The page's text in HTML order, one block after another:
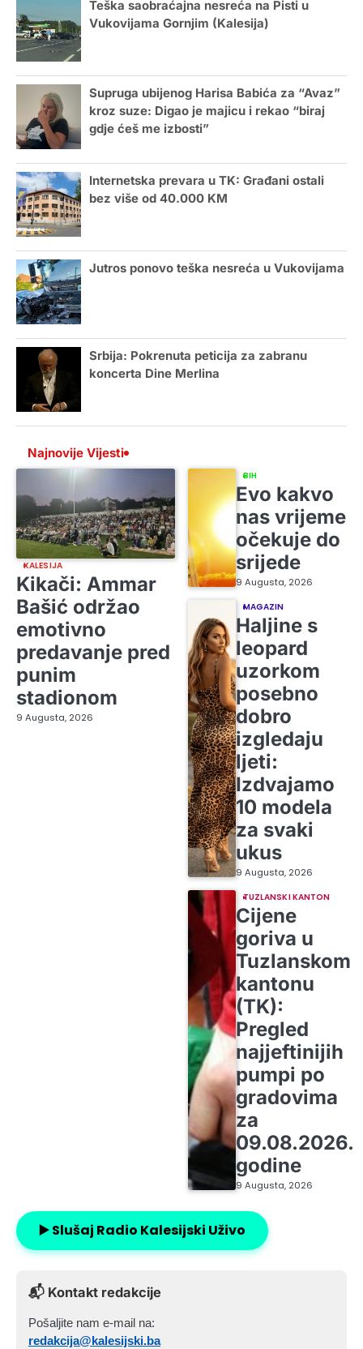
Teška saobraćajna nesreća na Pisti u
Vukovijama Gornjim (Kalesija)
Supruga ubijenog Harisa Babića za “Avaz”
kroz suze: Digao je majicu i rekao “biraj
gdje ćeš me izbosti”
Internetska prevara u TK: Građani ostali
bez više od 40.000 KM
Jutros ponovo teška nesreća u Vukovijama
Srbija: Pokrenuta peticija za zabranu
koncerta Dine Merlina
Najnovije Vijesti
KALESIJA
Kikači: Ammar
Bašić održao
emotivno
predavanje pred
punim
stadionom
9 Augusta, 2026
BIH
Evo kakvo
nas vrijeme
očekuje do
srijede
9 Augusta, 2026
MAGAZIN
Haljine s
leopard
uzorkom
posebno
dobro
izgledaju
ljeti:
Izdvajamo
10 modela
za svaki
ukus
9 Augusta, 2026
TUZLANSKI KANTON
Cijene
goriva u
Tuzlanskom
kantonu
(TK):
Pregled
najjeftinijih
pumpi po
gradovima
za
09.08.2026.
godine
9 Augusta, 2026
▶️ Slušaj Radio Kalesijski Uživo
📬 Kontakt redakcije
Pošaljite nam e-mail na:
redakcija@kalesijski.ba